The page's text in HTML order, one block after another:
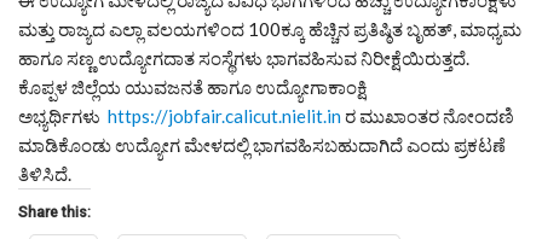
ಮತ್ತು ರಾಜ್ಯದ ಎಲ್ಲಾ ವಲಯಗಳಿಂದ 100ಕ್ಕೂ ಹೆಚ್ಚಿನ ಪ್ರತಿಷ್ಠಿತ ಬೃಹತ್, ಮಾಧ್ಯಮ
ಹಾಗೂ ಸಣ್ಣ ಉದ್ಯೋಗದಾತ ಸಂಸ್ಥೆಗಳು ಭಾಗವಹಿಸುವ ನಿರೀಕ್ಷೆಯಿರುತ್ತದೆ.
ಕೊಪ್ಪಳ ಜಿಲ್ಲೆಯ ಯುವಜನತೆ ಹಾಗೂ ಉದ್ಯೋಗಾಕಾಂಕ್ಷಿ
ಅಭ್ಯರ್ಥಿಗಳು https://jobfair.calicut.nielit.inರ ಮುಖಾಂತರ ನೋಂದಣಿ
ಮಾಡಿಕೊಂಡು ಉದ್ಯೋಗ ಮೇಳದಲ್ಲಿ ಭಾಗವಹಿಸಬಹುದಾಗಿದೆ ಎಂದು ಪ್ರಕಟಣೆ
ತಿಳಿಸಿದೆ.
Share this: